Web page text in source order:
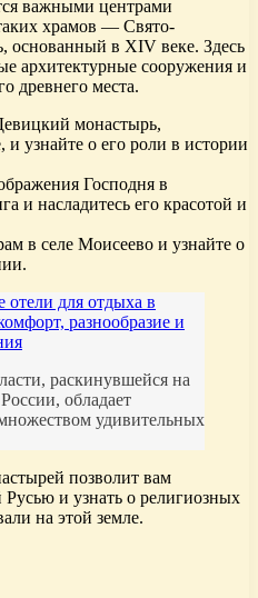
важными центрами
храмов — Свято-
основанный в XIV веке. Здесь
архитектурные сооружения и
древнего места.
монастырь,
узнайте о его роли в истории
Господня в
и насладитесь его красотой и
в селе Моисеево и узнайте о
для отдыха в
разнообразие и
раскинувшейся на
обладает
удивительных
позволит вам
Русью и узнать о религиозных
на этой земле.